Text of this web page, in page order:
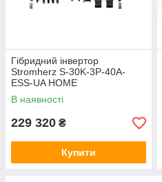
Гібридний інвертор
Stromherz S-30K-3Р-40А-
ESS-UA HOME
В наявності
229 320 ₴
Купити